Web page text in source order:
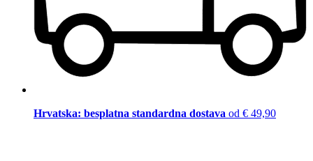
Hrvatska: besplatna standardna dostava od € 49,90